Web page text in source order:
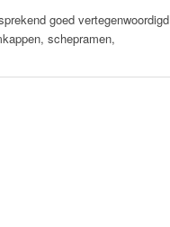
goed vertegenwoordigd
schepramen,